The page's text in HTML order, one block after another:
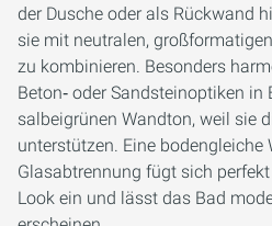
der Dusche oder als Rückwand
sie mit neutralen,
zu kombinieren. Besonders
Beton‑ oder Sandsteinoptiken in
salbeigrünen Wandton, weil sie
unterstützen. Eine bodengleiche
Glasabtrennung fügt sich
Look ein und lässt das Bad